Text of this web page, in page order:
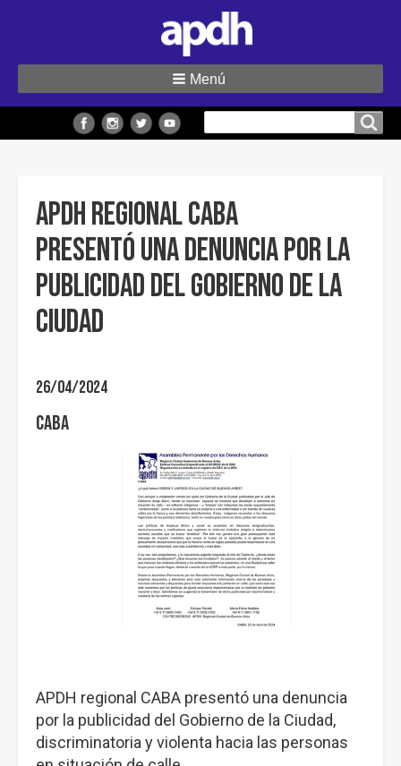
sitio
Menú
APDH regional CABA
presentó una denuncia por la
publicidad del Gobierno de la
Ciudad
26/04/2024
CABA
APDH regional CABA presentó una denuncia
por la publicidad del Gobierno de la Ciudad,
discriminatoria y violenta hacia las personas